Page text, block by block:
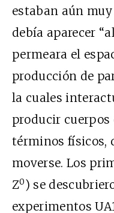
estaban aún
debía aparecer
permeara el
producción de
la cuales
producir cuerpos
términos físicos,
moverse. Los
Z0) se
experimentos